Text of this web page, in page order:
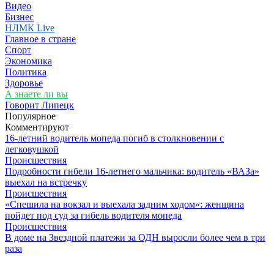
Видео
Бизнес
НЛМК Live
Главное в стране
Спорт
Экономика
Политика
Здоровье
А знаете ли вы
Говорит Липецк
Популярное
Комментируют
16-летний водитель мопеда погиб в столкновении с
легковушкой
Происшествия
Подробности гибели 16-летнего мальчика: водитель «ВАЗа»
выехал на встречку
Происшествия
«Спешила на вокзал и выехала задним ходом»: женщина
пойдет под суд за гибель водителя мопеда
Происшествия
В доме на Звездной платежи за ОДН выросли более чем в три
раза